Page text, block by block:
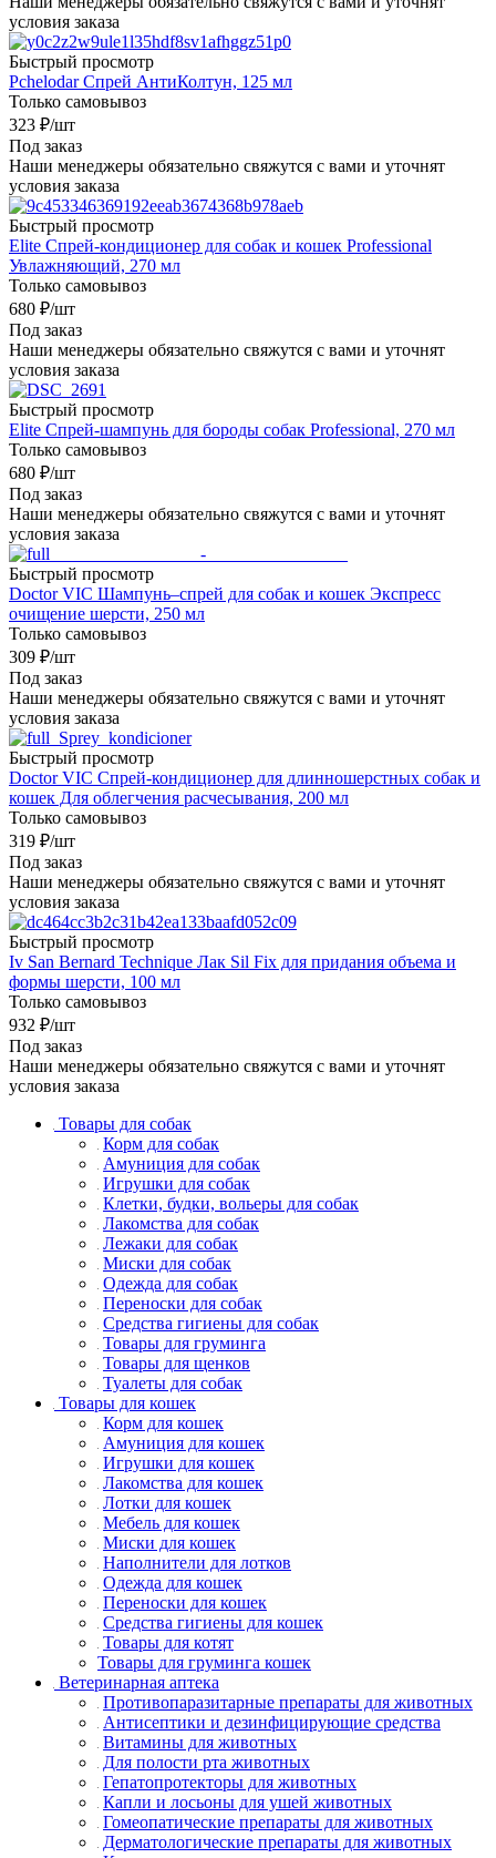
условия заказа
Быстрый просмотр
Pchelodar Спрей АнтиКолтун, 125 мл
Только самовывоз
323 ₽/шт
Под заказ
Наши менеджеры обязательно свяжутся с вами и уточнят
условия заказа
Быстрый просмотр
Elite Спрей-кондиционер для собак и кошек Professional
Увлажняющий, 270 мл
Только самовывоз
680 ₽/шт
Под заказ
Наши менеджеры обязательно свяжутся с вами и уточнят
условия заказа
Быстрый просмотр
Elite Спрей-шампунь для бороды собак Professional, 270 мл
Только самовывоз
680 ₽/шт
Под заказ
Наши менеджеры обязательно свяжутся с вами и уточнят
условия заказа
Быстрый просмотр
Doctor VIC Шампунь–спрей для собак и кошек Экспресс
очищение шерсти, 250 мл
Только самовывоз
309 ₽/шт
Под заказ
Наши менеджеры обязательно свяжутся с вами и уточнят
условия заказа
Быстрый просмотр
Doctor VIC Спрей-кондиционер для длинношерстных собак и
кошек Для облегчения расчесывания, 200 мл
Только самовывоз
319 ₽/шт
Под заказ
Наши менеджеры обязательно свяжутся с вами и уточнят
условия заказа
Быстрый просмотр
Iv San Bernard Technique Лак Sil Fix для придания объема и
формы шерсти, 100 мл
Только самовывоз
932 ₽/шт
Под заказ
Наши менеджеры обязательно свяжутся с вами и уточнят
условия заказа
Товары для собак
Корм для собак
Амуниция для собак
Игрушки для собак
Клетки, будки, вольеры для собак
Лакомства для собак
Лежаки для собак
Миски для собак
Одежда для собак
Переноски для собак
Средства гигиены для собак
Товары для груминга
Товары для щенков
Туалеты для собак
Товары для кошек
Корм для кошек
Амуниция для кошек
Игрушки для кошек
Лакомства для кошек
Лотки для кошек
Мебель для кошек
Миски для кошек
Наполнители для лотков
Одежда для кошек
Переноски для кошек
Средства гигиены для кошек
Товары для котят
Товары для груминга кошек
Ветеринарная аптека
Противопаразитарные препараты для животных
Антисептики и дезинфицирующие средства
Витамины для животных
Для полости рта животных
Гепатопротекторы для животных
Капли и лосьоны для ушей животных
Гомеопатические препараты для животных
Дерматологические препараты для животных